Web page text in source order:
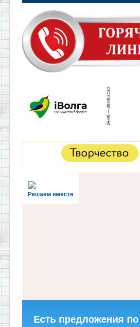
Решаем вместе
Есть предложения по